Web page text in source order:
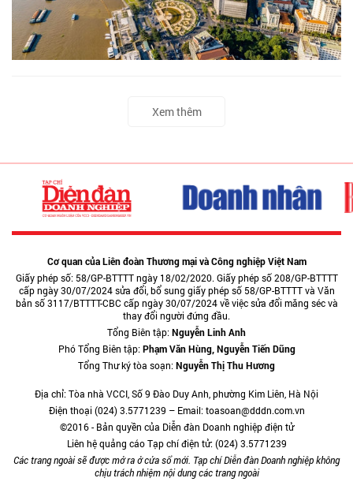
Xem thêm
Cơ quan của Liên đoàn Thương mại và Công nghiệp Việt Nam
Giấy phép số: 58/GP-BTTTT ngày 18/02/2020. Giấy phép số 208/GP-BTTTT
cấp ngày 30/07/2024 sửa đổi, bổ sung giấy phép số 58/GP-BTTTT và Văn
bản số 3117/BTTTT-CBC cấp ngày 30/07/2024 về việc sửa đổi măng séc và
thay đổi người đứng đầu.
Tổng Biên tập:Nguyễn Linh Anh
Phó Tổng Biên tập:Phạm Văn Hùng, Nguyễn Tiến Dũng
Tổng Thư ký tòa soạn:Nguyễn Thị Thu Hương
Địa chỉ: Tòa nhà VCCI, Số 9 Đào Duy Anh, phường Kim Liên, Hà Nội
Điện thoại (024) 3.5771239 – Email: toasoan@dddn.com.vn
©2016 - Bản quyền của Diễn đàn Doanh nghiệp điện tử
Liên hệ quảng cáo Tạp chí điện tử: (024) 3.5771239
Các trang ngoài sẽ được mở ra ở cửa sổ mới. Tạp chí Diễn đàn Doanh nghiệp không
chịu trách nhiệm nội dung các trang ngoài